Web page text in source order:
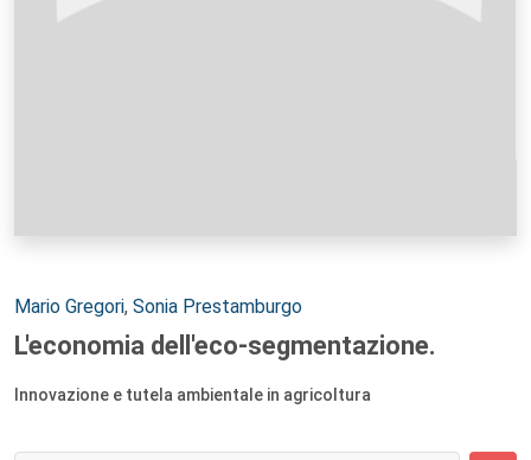
Autori:
Mario Gregori, Sonia Prestamburgo
L'economia dell'eco-segmentazione.
Innovazione e tutela ambientale in agricoltura